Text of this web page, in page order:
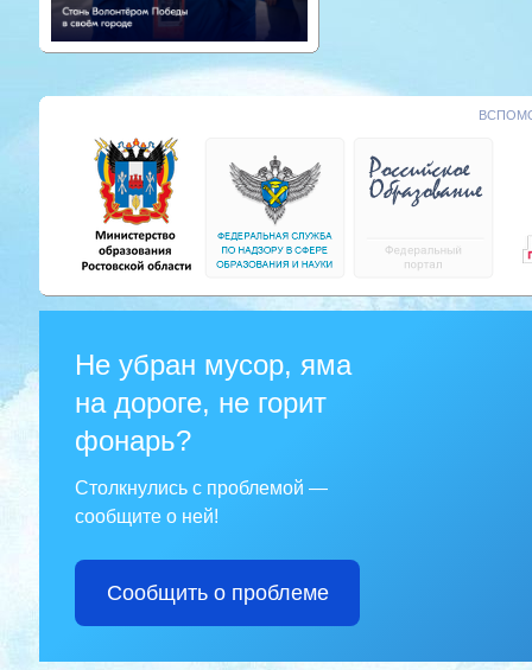
Не убран мусор, яма
на дороге, не горит
фонарь?
Столкнулись с проблемой —
сообщите о ней!
Сообщить о проблеме